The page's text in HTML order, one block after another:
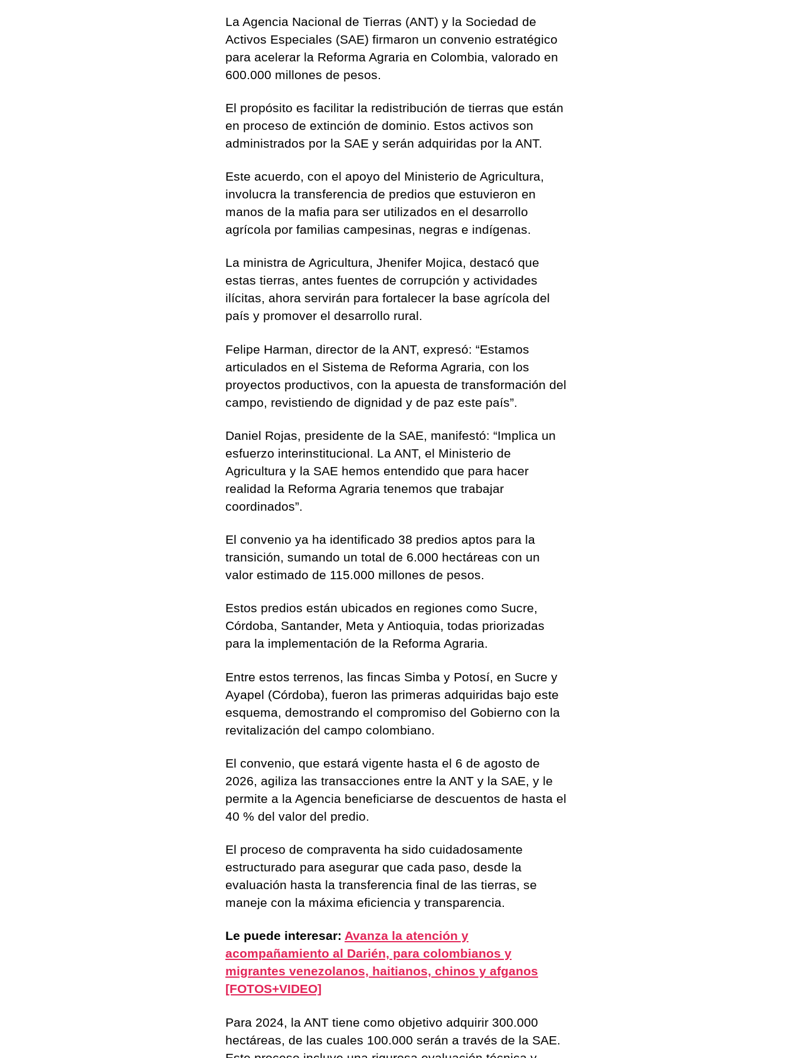
La Agencia Nacional de Tierras (ANT) y la Sociedad de
Activos Especiales (SAE) firmaron un convenio estratégico
para acelerar la Reforma Agraria en Colombia, valorado en
600.000 millones de pesos.
El propósito es facilitar la redistribución de tierras que están
en proceso de extinción de dominio. Estos activos son
administrados por la SAE y serán adquiridas por la ANT.
Este acuerdo, con el apoyo del Ministerio de Agricultura,
involucra la transferencia de predios que estuvieron en
manos de la mafia para ser utilizados en el desarrollo
agrícola por familias campesinas, negras e indígenas.
La ministra de Agricultura, Jhenifer Mojica, destacó que
estas tierras, antes fuentes de corrupción y actividades
ilícitas, ahora servirán para fortalecer la base agrícola del
país y promover el desarrollo rural.
Felipe Harman, director de la ANT, expresó: “Estamos
articulados en el Sistema de Reforma Agraria, con los
proyectos productivos, con la apuesta de transformación del
campo, revistiendo de dignidad y de paz este país”.
Daniel Rojas, presidente de la SAE, manifestó: “Implica un
esfuerzo interinstitucional. La ANT, el Ministerio de
Agricultura y la SAE hemos entendido que para hacer
realidad la Reforma Agraria tenemos que trabajar
coordinados”.
El convenio ya ha identificado 38 predios aptos para la
transición, sumando un total de 6.000 hectáreas con un
valor estimado de 115.000 millones de pesos.
Estos predios están ubicados en regiones como Sucre,
Córdoba, Santander, Meta y Antioquia, todas priorizadas
para la implementación de la Reforma Agraria.
Entre estos terrenos, las fincas Simba y Potosí, en Sucre y
Ayapel (Córdoba), fueron las primeras adquiridas bajo este
esquema, demostrando el compromiso del Gobierno con la
revitalización del campo colombiano.
El convenio, que estará vigente hasta el 6 de agosto de
2026, agiliza las transacciones entre la ANT y la SAE, y le
permite a la Agencia beneficiarse de descuentos de hasta el
40 % del valor del predio.
El proceso de compraventa ha sido cuidadosamente
estructurado para asegurar que cada paso, desde la
evaluación hasta la transferencia final de las tierras, se
maneje con la máxima eficiencia y transparencia.
Le puede interesar: Avanza la atención y
acompañamiento al Darién, para colombianos y
migrantes venezolanos, haitianos, chinos y afganos
[FOTOS+VIDEO]
Para 2024, la ANT tiene como objetivo adquirir 300.000
hectáreas, de las cuales 100.000 serán a través de la SAE.